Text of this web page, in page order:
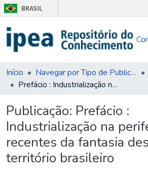
BRASIL
Início Navegar por Tipo de Publicação
Prefácio : Industrialização na periferia : marcas recentes da fantasia desfeita no território brasileiro
Publicação: Prefácio :
Industrialização na
recentes da fantasia
território brasileiro